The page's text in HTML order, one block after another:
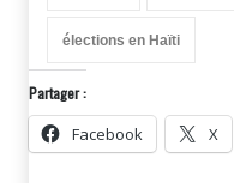
élections en Haïti
Partager :
Facebook X